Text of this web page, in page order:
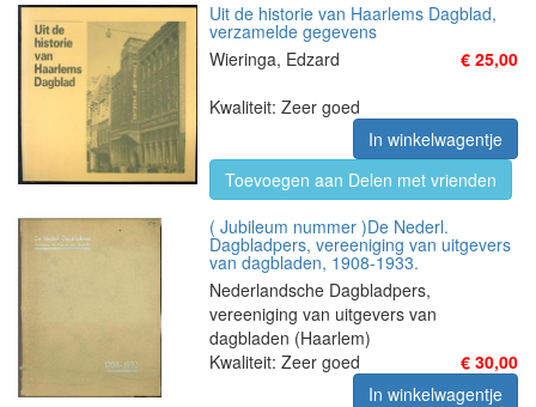
Uit de historie van Haarlems Dagblad,
verzamelde gegevens
Wieringa, Edzard
€ 25,00
Kwaliteit: Zeer goed
In winkelwagentje
Toevoegen aan Delen met vrienden
( Jubileum nummer )De Nederl.
Dagbladpers, vereeniging van uitgevers
van dagbladen, 1908-1933.
Nederlandsche Dagbladpers,
vereeniging van uitgevers van
dagbladen (Haarlem)
€ 30,00
Kwaliteit: Zeer goed
In winkelwagentje